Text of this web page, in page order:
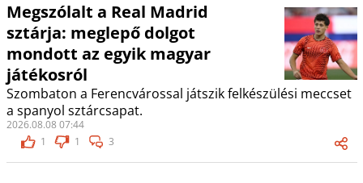
Megszólalt a Real Madrid
sztárja: meglepő dolgot
mondott az egyik magyar
játékosról
Szombaton a Ferencvárossal játszik felkészülési meccset
a spanyol sztárcsapat.
2026.08.08 07:44
1
1 3